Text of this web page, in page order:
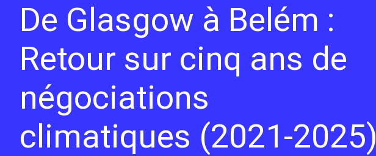
De Glasgow à Belém :
Retour sur cinq ans de
négociations
climatiques (2021-2025)